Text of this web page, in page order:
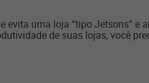
evita uma loja “tipo Jetsons” e
de suas lojas, você